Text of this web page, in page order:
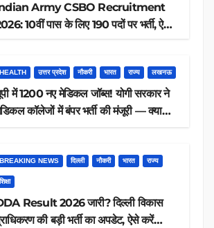
Army CSBO Recruitment
10वीं पास के लिए 190 पदों पर भर्ती, ऐसे
HEALTH उत्तर प्रदेश नौकरी भारत राज्य लखनऊ
में 1200 नए मेडिकल जॉब्स! योगी सरकार ने
कॉलेजों में बंपर भर्ती की मंजूरी — क्या
BREAKING NEWS दिल्ली नौकरी भारत राज्य
शिक्षा
Result 2026 जारी? दिल्ली विकास
की बड़ी भर्ती का अपडेट, ऐसे करें